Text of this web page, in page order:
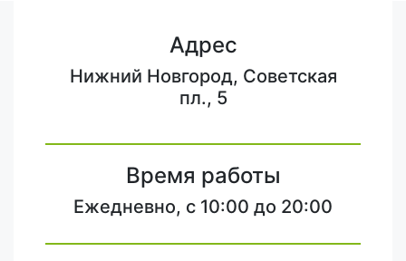
Адрес
Нижний Новгород, Советская
пл., 5
Время работы
Ежедневно, с 10:00 до 20:00